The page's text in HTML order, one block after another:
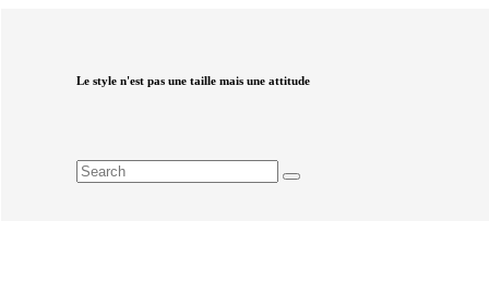
Le style n'est pas une taille mais une attitude